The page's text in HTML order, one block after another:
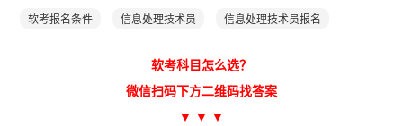
软考报名条件 信息处理技术员 信息处理技术员报名
软考科目怎么选？
微信扫码下方二维码找答案
▼ ▼ ▼